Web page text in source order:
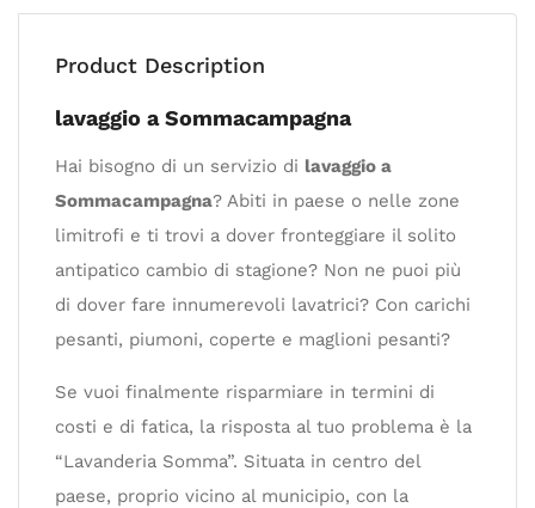
Product Description
lavaggio a Sommacampagna
Hai bisogno di un servizio di lavaggio a
Sommacampagna? Abiti in paese o nelle zone
limitrofi e ti trovi a dover fronteggiare il solito
antipatico cambio di stagione? Non ne puoi più
di dover fare innumerevoli lavatrici? Con carichi
pesanti, piumoni, coperte e maglioni pesanti?
Se vuoi finalmente risparmiare in termini di
costi e di fatica, la risposta al tuo problema è la
“Lavanderia Somma”. Situata in centro del
paese, proprio vicino al municipio, con la